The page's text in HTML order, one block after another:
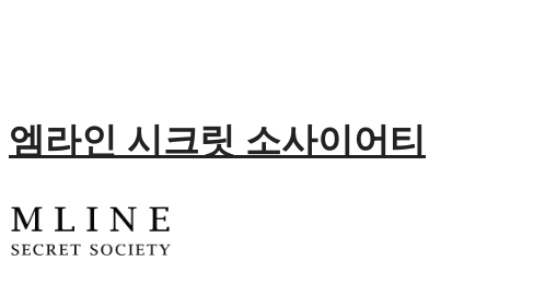
엠라인 시크릿 소사이어티